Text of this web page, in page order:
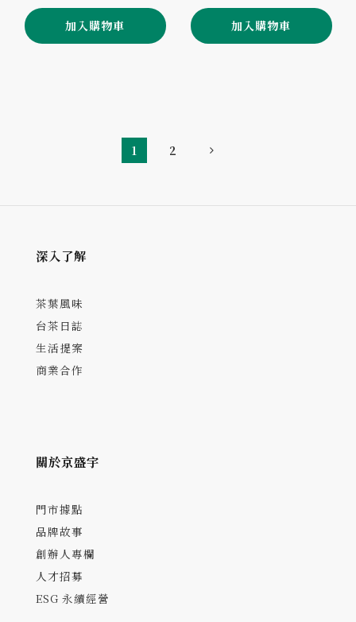
加入購物車 加入購物車
1 2
深入了解
茶葉風味
台茶日誌
生活提案
商業合作
關於京盛宇
門市據點
品牌故事
創辦人專欄
人才招募
ESG 永續經營